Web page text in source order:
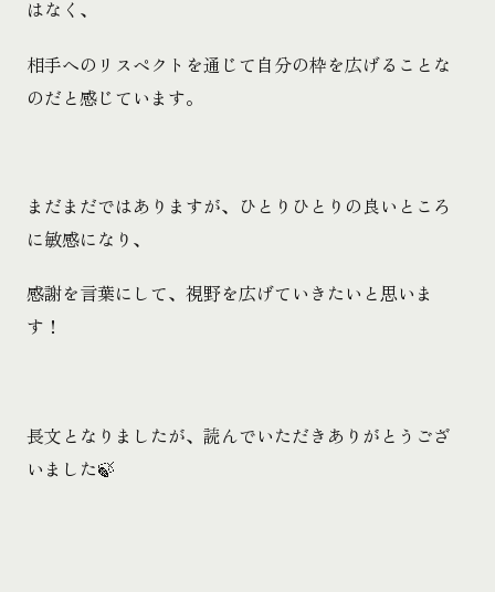
はなく、
相手へのリスペクトを通じて自分の枠を広げることな
のだと感じています。
まだまだではありますが、ひとりひとりの良いところ
に敏感になり、
感謝を言葉にして、視野を広げていきたいと思いま
す！
長文となりましたが、読んでいただきありがとうござ
いました🍃